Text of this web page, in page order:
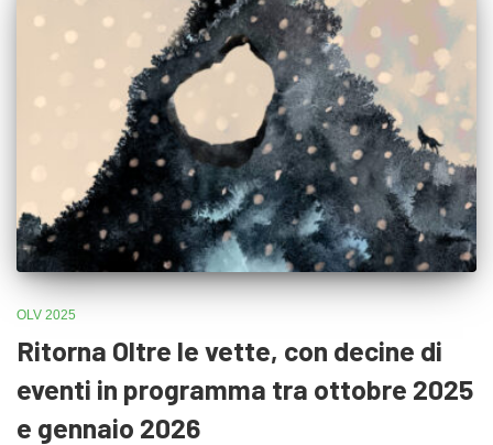
OLV 2025
Ritorna Oltre le vette, con decine di
eventi in programma tra ottobre 2025
e gennaio 2026